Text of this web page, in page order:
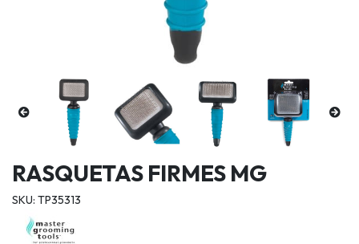
RASQUETAS FIRMES MG
SKU: TP35313